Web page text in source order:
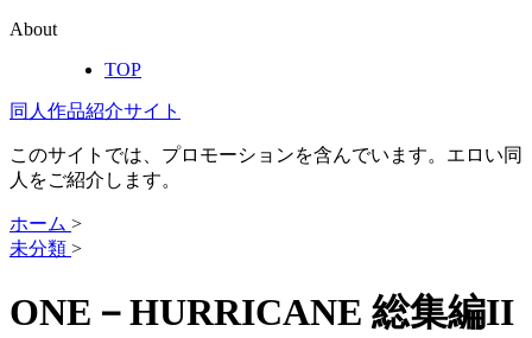
About
TOP
同人作品紹介サイト
このサイトでは、プロモーションを含んでいます。エロい同
人をご紹介します。
ホーム >
未分類 >
ONE－HURRICANE 総集編II